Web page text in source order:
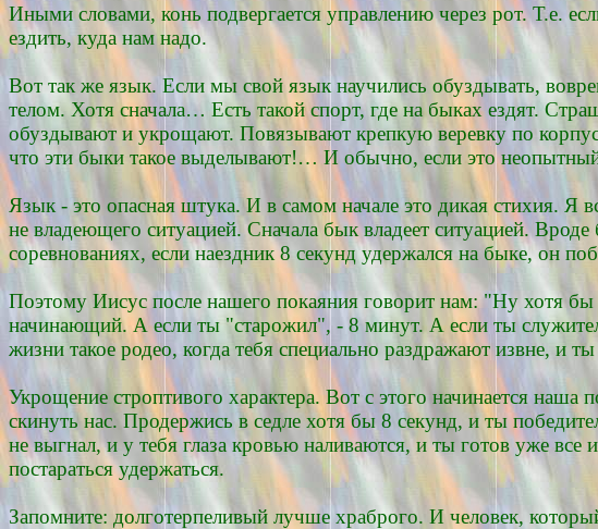
Иными словами, конь подвергается управлению через рот. Т.е.
ездить, куда нам надо.
Вот так же язык. Если мы свой язык научились обуздывать,
телом. Хотя сначала… Есть такой спорт, где на быках ездят.
обуздывают и укрощают. Повязывают крепкую веревку по
что эти быки такое выделывают!… И обычно, если это
Язык - это опасная штука. И в самом начале это дикая стихия.
не владеющего ситуацией. Сначала бык владеет ситуацией.
соревнованиях, если наездник 8 секунд удержался на быке, он
Поэтому Иисус после нашего покаяния говорит нам: "Ну хотя
начинающий. А если ты "старожил", - 8 минут. А если ты
жизни такое родео, когда тебя специально раздражают извне, и
Укрощение строптивого характера. Вот с этого начинается
скинуть нас. Продержись в седле хотя бы 8 секунд, и ты
не выгнал, и у тебя глаза кровью наливаются, и ты готов уже
постараться удержаться.
Запомните: долготерпеливый лучше храброго. И человек,